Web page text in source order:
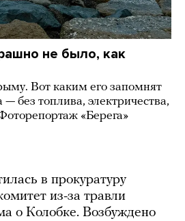
не было, как
Вот каким его запомнят
без топлива, электричества,
«Берега»
в прокуратуру
из-за травли
о Колобке. Возбуждено